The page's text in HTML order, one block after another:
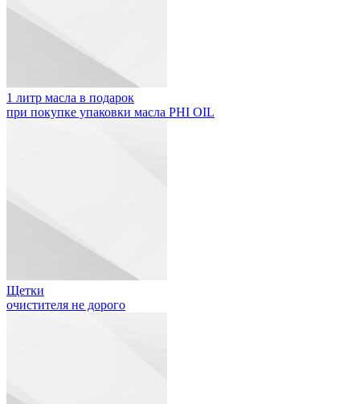
1 литр масла в подарок
при покупке упаковки масла PHI OIL
Щетки
очистителя не дорого